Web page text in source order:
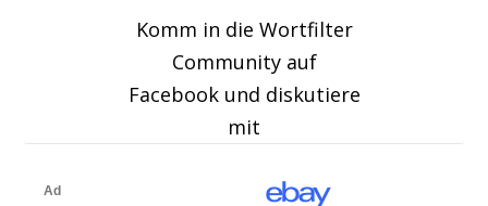
Komm in die Wortfilter
Community auf
Facebook und diskutiere
mit